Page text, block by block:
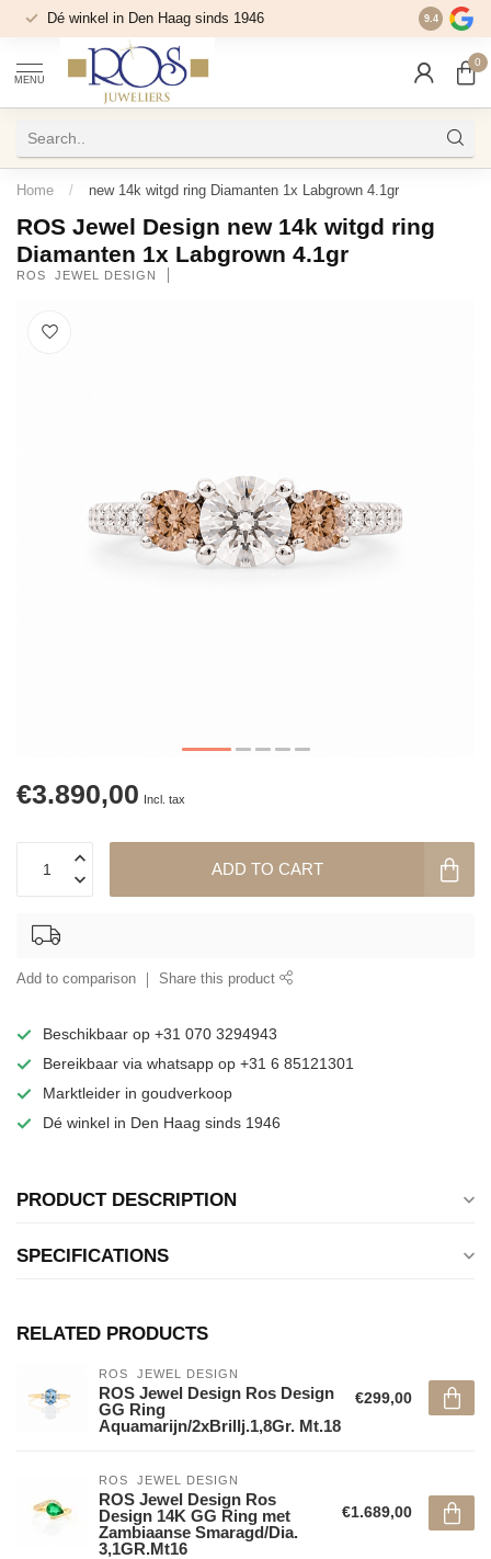
Dé winkel in Den Haag sinds 1946 9.4
MENU
0
Home / new 14k witgd ring Diamanten 1x Labgrown 4.1gr
ROS Jewel Design new 14k witgd ring
Diamanten 1x Labgrown 4.1gr
ROS  JEWEL DESIGN
€3.890,00 Incl. tax
ADD TO CART
Add to comparison Share this product
Beschikbaar op +31 070 3294943
Bereikbaar via whatsapp op +31 6 85121301
Marktleider in goudverkoop
Dé winkel in Den Haag sinds 1946
PRODUCT DESCRIPTION
SPECIFICATIONS
RELATED PRODUCTS
ROS  JEWEL DESIGN
ROS Jewel Design Ros Design
GG Ring
Aquamarijn/2xBrillj.1,8Gr. Mt.18
€299,00
ROS  JEWEL DESIGN
ROS Jewel Design Ros
Design 14K GG Ring met
Zambiaanse Smaragd/Dia.
3,1GR.Mt16
€1.689,00